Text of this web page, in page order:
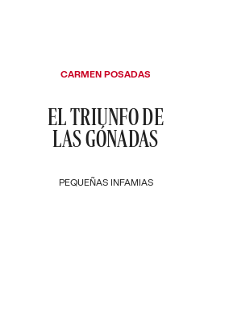
PEQUEÑAS INFAMIAS
EL TRIUNFO DE
LAS GÓNADAS
CARMEN POSADAS